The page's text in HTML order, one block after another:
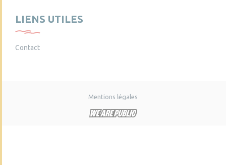
LIENS UTILES
Contact
Mentions légales